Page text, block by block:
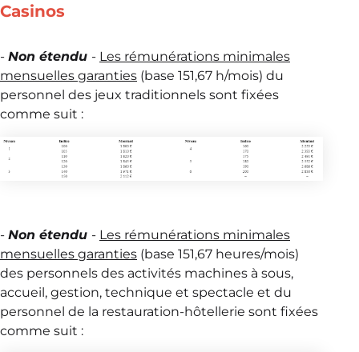
Casinos
- Non étendu - Les rémunérations minimales
mensuelles garanties (base 151,67 h/mois) du
personnel des jeux traditionnels sont fixées
comme suit :
- Non étendu - Les rémunérations minimales
mensuelles garanties (base 151,67 heures/mois)
des personnels des activités machines à sous,
accueil, gestion, technique et spectacle et du
personnel de la restauration-hôtellerie sont fixées
comme suit :